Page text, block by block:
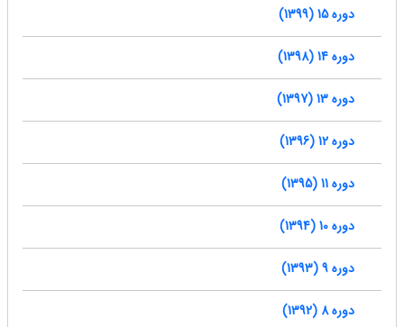
دوره 15 (1399)
دوره 14 (1398)
دوره 13 (1397)
دوره 12 (1396)
دوره 11 (1395)
دوره 10 (1394)
دوره 9 (1393)
دوره 8 (1392)